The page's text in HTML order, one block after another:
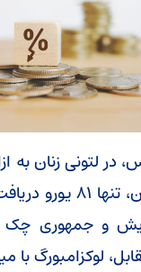
درآمد مردان، تنها